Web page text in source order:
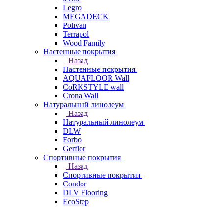
Legro
MEGADECK
Polivan
Terrapol
Wood Family
Настенные покрытия
Назад
Настенные покрытия
AQUAFLOOR Wall
CoRKSTYLE wall
Crona Wall
Натуральный линолеум
Назад
Натуральный линолеум
DLW
Forbo
Gerflor
Спортивные покрытия
Назад
Спортивные покрытия
Condor
DLV Flooring
EcoStep